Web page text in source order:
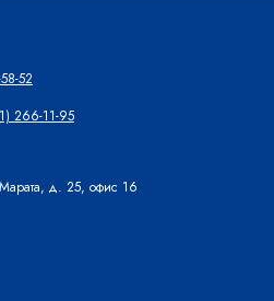
52
266-11-95
д. 25, офис 16